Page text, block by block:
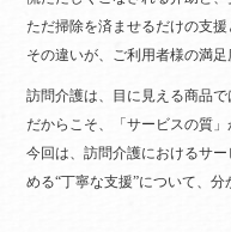
ただ掃除を済ませるだけの支
その違いが、ご利用者様の満
訪問介護は、目に見える商品で
だからこそ、「サービスの質
今回は、訪問介護におけるサ
める“丁寧な支援”について、分